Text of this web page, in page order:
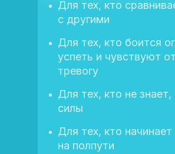
Для тех, кто
с другими
Для тех, кто боится
успеть и чувствуют
тревогу
Для тех, кто не знает,
силы
Для тех, кто
на полпути